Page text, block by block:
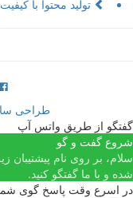
تولید محتوا با
طراحی
از طریق واتس آپ
گفت و گو
بر روی نام پیشتیبان
و با ما گفتگو کنید.
اسرع وقت پاسخ گوی